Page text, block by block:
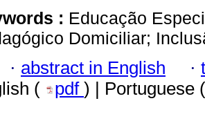
: Educação
Domiciliar;
· abstract in English ·
(
pdf ) | Portuguese